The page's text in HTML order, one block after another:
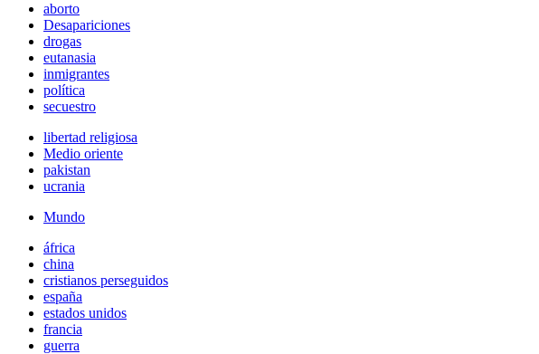
aborto
Desapariciones
drogas
eutanasia
inmigrantes
política
secuestro
libertad religiosa
Medio oriente
pakistan
ucrania
Mundo
áfrica
china
cristianos perseguidos
españa
estados unidos
francia
guerra